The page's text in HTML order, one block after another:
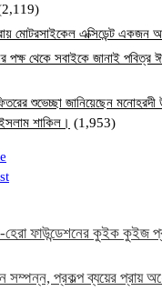
মোটরসাইকেল এক্সিডেন্ট একজন
পক্ষ থেকে সবাইকে জানাই পবিত্র
শুভেচ্ছা জানিয়েছেন
শাকিল। (1,953)
ফাউন্ডেশনের কুইক কুইজ
সম্পন্ন, প্রকল্প ব্যয়ের প্রায়